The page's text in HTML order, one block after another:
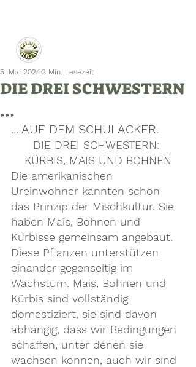
DIE DREI SCHWESTERN
...
5. Mai 20242 Min. Lesezeit
... AUF DEM SCHULACKER.
DIE DREI SCHWESTERN:
KÜRBIS, MAIS UND BOHNEN
Die amerikanischen
Ureinwohner kannten schon
das Prinzip der Mischkultur. Sie
haben Mais, Bohnen und
Kürbisse gemeinsam angebaut.
Diese Pflanzen unterstützen
einander gegenseitig im
Wachstum. Mais, Bohnen und
Kürbis sind vollständig
domestiziert, sie sind davon
abhängig, dass wir Bedingungen
schaffen, unter denen sie
wachsen können, auch wir sind